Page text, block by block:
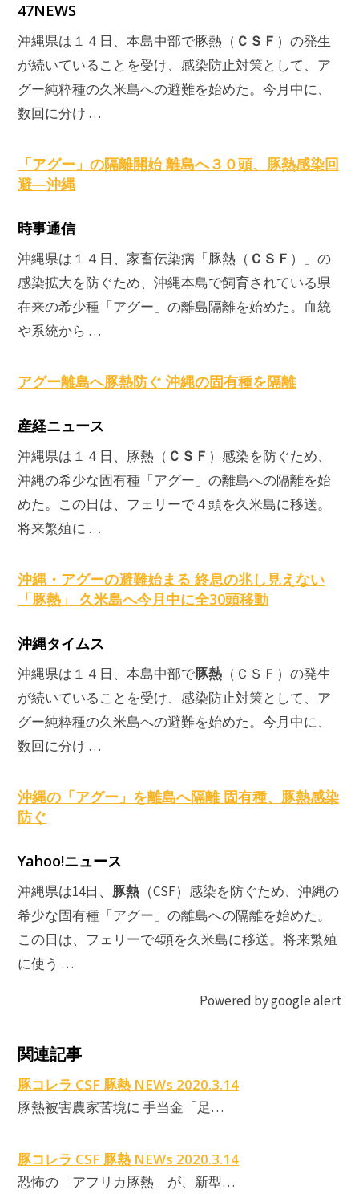
47NEWS
沖縄県は１４日、本島中部で豚熱（ ＣＳＦ ）の発生
が続いていることを受け、感染防止対策として、ア
グー純粋種の久米島への避難を始めた。今月中に、
数回に分け …
「アグー」の隔離開始 離島へ３０頭、豚熱感染回
避―沖縄
時事通信
沖縄県は１４日、家畜伝染病「豚熱（ ＣＳＦ ）」の
感染拡大を防ぐため、沖縄本島で飼育されている県
在来の希少種「アグー」の離島隔離を始めた。血統
や系統から …
アグー離島へ豚熱防ぐ 沖縄の固有種を隔離
産経ニュース
沖縄県は１４日、豚熱（ ＣＳＦ ）感染を防ぐため、
沖縄の希少な固有種「アグー」の離島への隔離を始
めた。この日は、フェリーで４頭を久米島に移送。
将来繁殖に …
沖縄・アグーの避難始まる 終息の兆し見えない
「豚熱 」 久米島へ今月中に全30頭移動
沖縄タイムス
沖縄県は１４日、本島中部で豚熱 （ＣＳＦ）の発生
が続いていることを受け、感染防止対策として、ア
グー純粋種の久米島への避難を始めた。今月中に、
数回に分け …
沖縄の「アグー」を離島へ隔離 固有種、 豚熱感染
防ぐ
Yahoo!ニュース
沖縄県は14日、 豚熱 （CSF）感染を防ぐため、沖縄の
希少な固有種「アグー」の離島への隔離を始めた。
この日は、フェリーで4頭を久米島に移送。将来繁殖
に使う …
Powered by google alert
関連記事
豚コレラ CSF 豚熱 NEWs 2020.3.14
豚熱被害農家苦境に 手当金「足…
豚コレラ CSF 豚熱 NEWs 2020.3.14
恐怖の「アフリカ豚熱」が、新型…